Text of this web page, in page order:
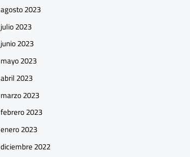
agosto 2023
julio 2023
junio 2023
mayo 2023
abril 2023
marzo 2023
febrero 2023
enero 2023
diciembre 2022